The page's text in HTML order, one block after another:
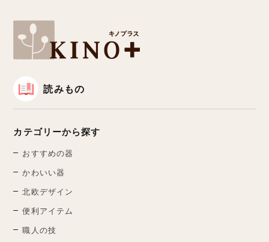
読みもの
カテゴリーから探す
おすすめの器
かわいい器
北欧デザイン
便利アイテム
職人の技